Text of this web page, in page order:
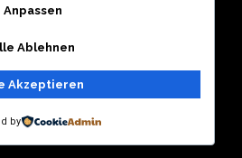
profesional di Indonesia.
Rechtliche Hinweise Sitemap
Anpassen
Ablehnen
Akzeptieren
by